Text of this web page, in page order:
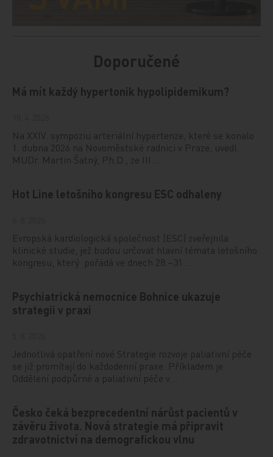
Doporučené
Má mít každý hypertonik hypolipidemikum?
Na XXIV. sympoziu arteriální hypertenze, které se konalo
1. dubna 2026 na Novoměstské radnici v Praze, uvedl
MUDr. Martin Šatný, Ph.D., ze III.…
Hot Line letošního kongresu ESC odhaleny
Evropská kardiologická společnost (ESC) zveřejnila
klinické studie, jež budou určovat hlavní témata letošního
kongresu, který pořádá ve dnech 28.–31…
Psychiatrická nemocnice Bohnice ukazuje
strategii v praxi
Jednotlivá opatření nové Strategie rozvoje paliativní péče
se již promítají do každodenní praxe. Příkladem je
Oddělení podpůrné a paliativní péče v…
Česko čeká bezprecedentní nárůst pacientů v
závěru života. Nová strategie má připravit
zdravotnictví na demografickou vlnu